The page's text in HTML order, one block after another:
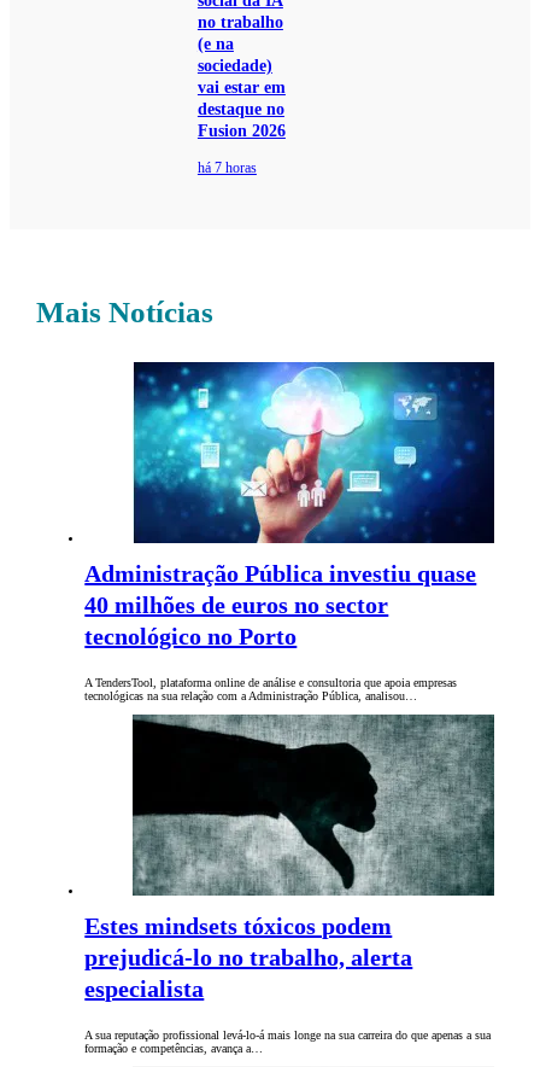
no trabalho
(e na
sociedade)
vai estar em
destaque no
Fusion 2026
há 7 horas
Mais Notícias
Administração Pública investiu quase
40 milhões de euros no sector
tecnológico no Porto
A TendersTool, plataforma online de análise e consultoria que apoia empresas
tecnológicas na sua relação com a Administração Pública, analisou…
Estes mindsets tóxicos podem
prejudicá-lo no trabalho, alerta
especialista
A sua reputação profissional levá-lo-á mais longe na sua carreira do que apenas a sua
formação e competências, avança a…